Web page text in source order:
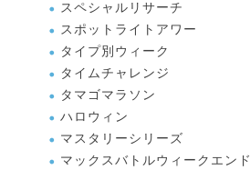
スペシャルリサーチ
スポットライトアワー
タイプ別ウィーク
タイムチャレンジ
タマゴマラソン
ハロウィン
マスタリーシリーズ
マックスバトルウィークエンド